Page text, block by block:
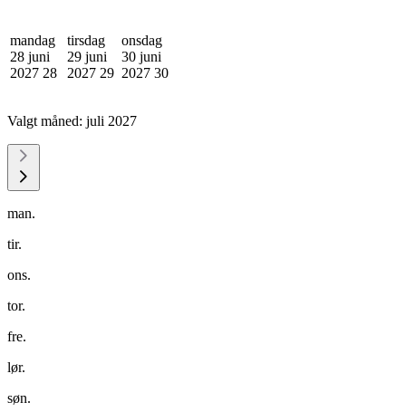
mandag
28 juni
2027 28
tirsdag
29 juni
2027 29
onsdag
30 juni
2027 30
Valgt måned: juli 2027
man.
tir.
ons.
tor.
fre.
lør.
søn.